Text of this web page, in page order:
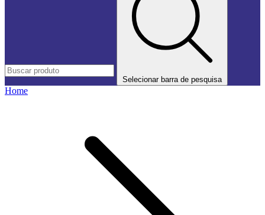
Selecionar barra de pesquisa
Home